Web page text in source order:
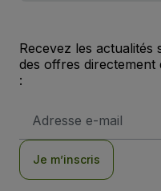
Recevez les actualités
des offres
:
e-
Je m’inscris